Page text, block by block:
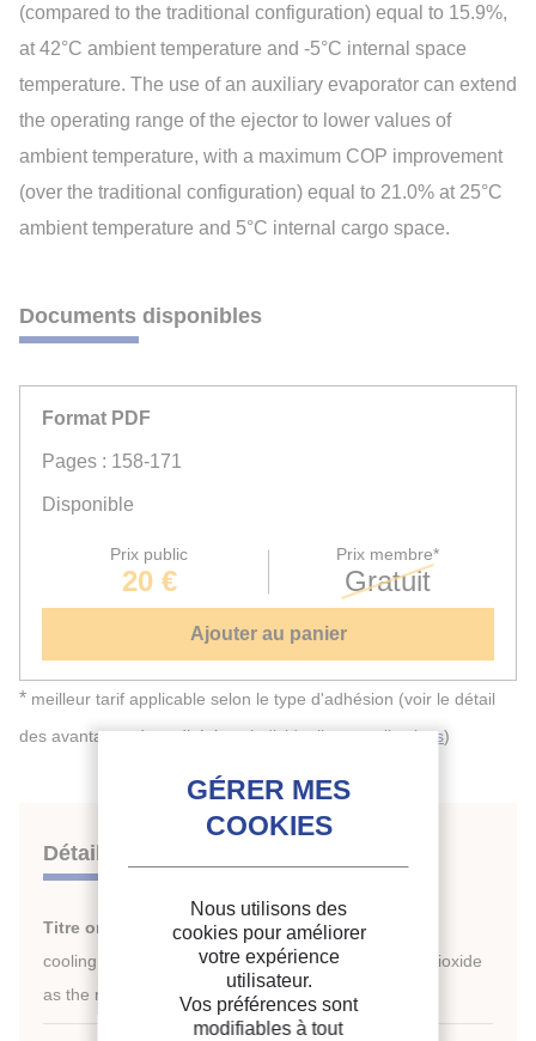
(compared to the traditional configuration) equal to 15.9%,
at 42°C ambient temperature and -5°C internal space
temperature. The use of an auxiliary evaporator can extend
the operating range of the ejector to lower values of
ambient temperature, with a maximum COP improvement
(over the traditional configuration) equal to 21.0% at 25°C
ambient temperature and 5°C internal cargo space.
Documents disponibles
Format PDF
Pages : 158-171
Disponible
Prix public
20 €
Prix membre*
Gratuit
Ajouter au panier
* meilleur tarif applicable selon le type d'adhésion (voir le détail
des avantages des adhésionsindividuellesetcollectives)
Détails
Titre original :
Modelling the performance of a new
cooling unit for refrigerated transport using carbon dioxide
as the refrigerant.
Nous utilisons des
cookies pour améliorer
votre expérience
utilisateur.
Vos préférences sont
modifiables à tout